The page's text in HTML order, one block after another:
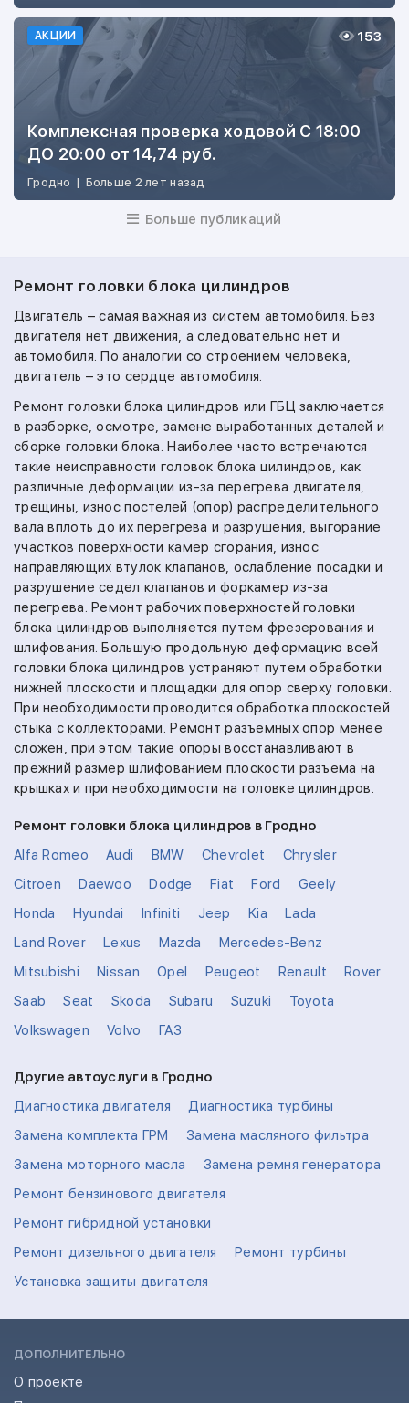
АКЦИИ
Комплексная проверка ходовой С 18:00
ДО 20:00 от 14,74 руб.
Гродно | Больше 2 лет назад
153
Больше публикаций
Ремонт головки блока цилиндров
Двигатель – самая важная из систем автомобиля. Без
двигателя нет движения, а следовательно нет и
автомобиля. По аналогии со строением человека,
двигатель – это сердце автомобиля.
Ремонт головки блока цилиндров или ГБЦ заключается
в разборке, осмотре, замене выработанных деталей и
сборке головки блока. Наиболее часто встречаются
такие неисправности головок блока цилиндров, как
различные деформации из-за перегрева двигателя,
трещины, износ постелей (опор) распределительного
вала вплоть до их перегрева и разрушения, выгорание
участков поверхности камер сгорания, износ
направляющих втулок клапанов, ослабление посадки и
разрушение седел клапанов и форкамер из-за
перегрева. Ремонт рабочих поверхностей головки
блока цилиндров выполняется путем фрезерования и
шлифования. Большую продольную деформацию всей
головки блока цилиндров устраняют путем обработки
нижней плоскости и площадки для опор сверху головки.
При необходимости проводится обработка плоскостей
стыка с коллекторами. Ремонт разъемных опор менее
сложен, при этом такие опоры восстанавливают в
прежний размер шлифованием плоскости разъема на
крышках и при необходимости на головке цилиндров.
Ремонт головки блока цилиндров в Гродно
Alfa Romeo
Audi BMW Chevrolet
Chrysler
Citroen
Daewoo Dodge Fiat Ford
Geely
Honda
Hyundai Infiniti Jeep Kia
Lada
Land Rover
Lexus Mazda
Mercedes-Benz
Mitsubishi
Nissan Opel Peugeot Renault
Rover
Saab
Seat Skoda Subaru Suzuki
Toyota
Volkswagen
Volvo ГАЗ
Другие автоуслуги в Гродно
Диагностика двигателя
Диагностика турбины
Замена комплекта ГРМ
Замена масляного фильтра
Замена моторного масла
Замена ремня генератора
Ремонт бензинового двигателя
Ремонт гибридной установки
Ремонт дизельного двигателя
Ремонт турбины
Установка защиты двигателя
ДОПОЛНИТЕЛЬНО
О проекте